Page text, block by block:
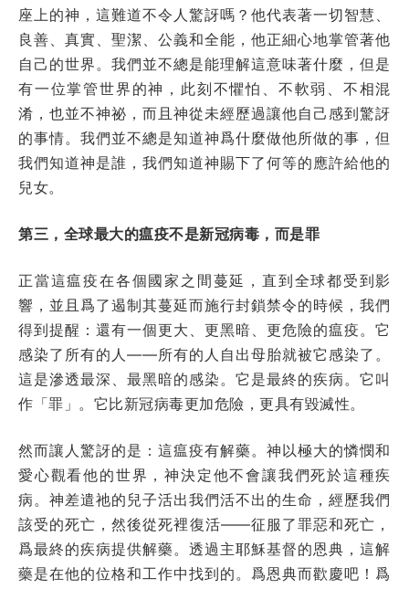
座上的神，這難道不令人驚訝嗎？他代表著一切智慧、
良善、真實、聖潔、公義和全能，他正細心地掌管著他
自己的世界。我們並不總是能理解這意味著什麼，但是
有一位掌管世界的神，此刻不懼怕、不軟弱、不相混
淆，也並不神祕，而且神從未經歷過讓他自己感到驚訝
的事情。我們並不總是知道神爲什麼做他所做的事，但
我們知道神是誰，我們知道神賜下了何等的應許給他的
兒女。
第三，全球最大的瘟疫不是新冠病毒，而是罪
正當這瘟疫在各個國家之間蔓延，直到全球都受到影
響，並且爲了遏制其蔓延而施行封鎖禁令的時候，我們
得到提醒：還有一個更大、更黑暗、更危險的瘟疫。它
感染了所有的人——所有的人自出母胎就被它感染了。
這是滲透最深、最黑暗的感染。它是最終的疾病。它叫
作「罪」。它比新冠病毒更加危險，更具有毀滅性。
然而讓人驚訝的是：這瘟疫有解藥。神以極大的憐憫和
愛心觀看他的世界，神決定他不會讓我們死於這種疾
病。神差遣祂的兒子活出我們活不出的生命，經歷我們
該受的死亡，然後從死裡復活——征服了罪惡和死亡，
爲最終的疾病提供解藥。透過主耶穌基督的恩典，這解
藥是在他的位格和工作中找到的。爲恩典而歡慶吧！爲